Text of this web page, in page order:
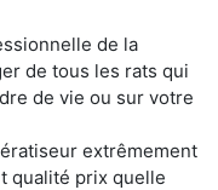
de la
de tous les rats qui
de vie ou sur votre
extrêmement
qualité prix quelle